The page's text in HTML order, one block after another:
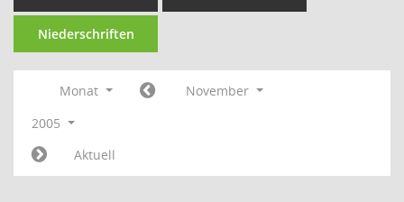
Niederschriften
Monat
November
2005
Aktuell